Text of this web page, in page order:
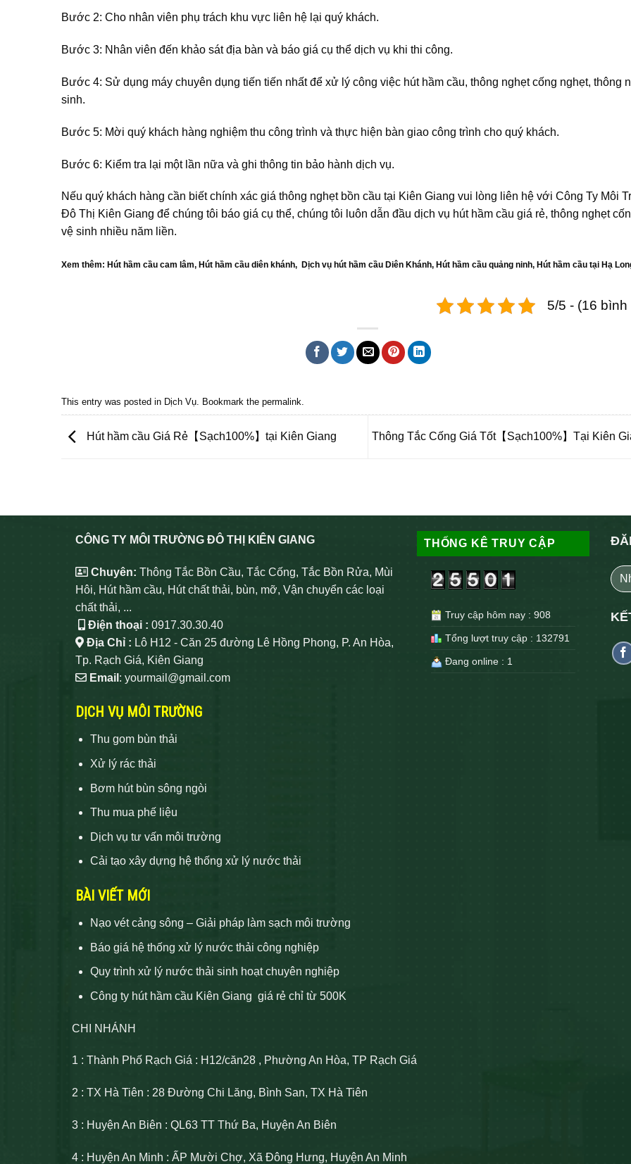
Bước 2: Cho nhân viên phụ trách khu vực liên hệ lại quý khách.
Bước 3: Nhân viên đến khảo sát địa bàn và báo giá cụ thể dịch vụ khi thi công.
Bước 4: Sử dụng máy chuyên dụng tiến tiến nhất để xử lý công việc hút hầm cầu, thông nghẹt cống nghẹt, thông
sinh.
Bước 5: Mời quý khách hàng nghiệm thu công trình và thực hiện bàn giao công trình cho quý khách.
Bước 6: Kiểm tra lại một lần nữa và ghi thông tin bảo hành dịch vụ.
Nếu quý khách hàng cần biết chính xác giá thông nghẹt bồn cầu tại Kiên Giang vui lòng liên hệ với Công Ty Môi
Đô Thị Kiên Giang để chúng tôi báo giá cụ thể, chúng tôi luôn dẫn đầu dịch vụ hút hầm cầu giá rẻ, thông nghẹt
vệ sinh nhiều năm liền.
Xem thêm: Hút hầm cầu cam lâm, Hút hầm cầu diên khánh, Dịch vụ hút hầm cầu Diên Khánh, Hút hầm cầu quảng ninh, Hút hầm cầu tại Hạ
5/5 - (16
This entry was posted in Dịch Vụ . Bookmark the permalink
Hút hầm cầu Giá Rẻ【Sạch100%】tại Kiên Giang Thông Tắc Cống Giá Tốt【Sạch100%】Tại Kiên
CÔNG TY MÔI TRƯỜNG ĐÔ THỊ KIÊN GIANG
Chuyên: Thông Tắc Bồn Cầu, Tắc Cống, Tắc Bồn Rửa, Mùi
Hôi, Hút hầm cầu, Hút chất thải, bùn, mỡ, Vận chuyển các loại
chất thải, ...
Điện thoại : 0917.30.30.40
Địa Chỉ : Lô H12 - Căn 25 đường Lê Hồng Phong, P. An Hòa,
Tp. Rạch Giá, Kiên Giang
Email : yourmail@gmail.com
DỊCH VỤ MÔI TRƯỜNG
Thu gom bùn thải
Xử lý rác thải
Bơm hút bùn sông ngòi
Thu mua phế liệu
Dịch vụ tư vấn môi trường
Cải tạo xây dựng hệ thống xử lý nước thải
BÀI VIẾT MỚI
Nạo vét cảng sông – Giải pháp làm sạch môi trường
Báo giá hệ thống xử lý nước thải công nghiệp
Quy trình xử lý nước thải sinh hoạt chuyên nghiệp
Công ty hút hầm cầu Kiên Giang giá rẻ chỉ từ 500K
THỐNG KÊ TRUY CẬP
Truy cập hôm nay : 908
Tổng lượt truy cập : 132791
Đang online : 1
CHI NHÁNH
1 : Thành Phố Rạch Giá : H12/căn28 , Phường An Hòa, TP Rạch Giá
2 : TX Hà Tiên : 28 Đường Chi Lăng, Bình San, TX Hà Tiên
3 : Huyện An Biên : QL63 TT Thứ Ba, Huyện An Biên
4 : Huyện An Minh : ẤP Mười Chợ, Xã Đông Hưng, Huyện An Minh